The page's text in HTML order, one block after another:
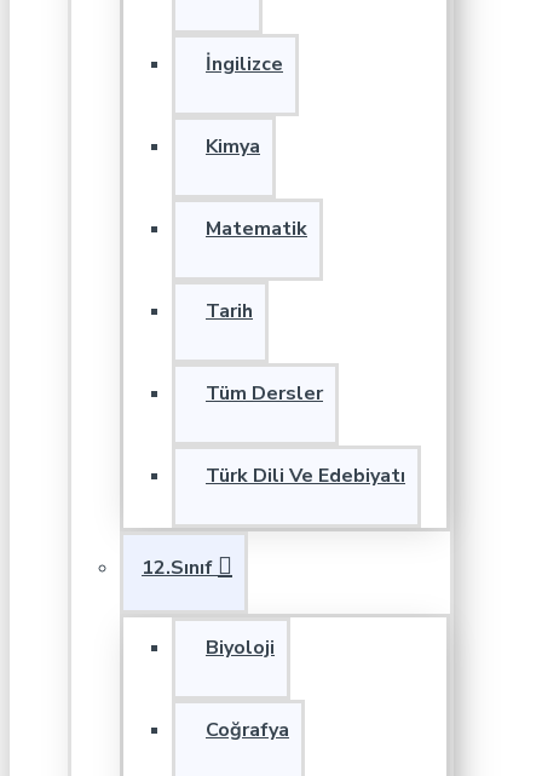
İngilizce
Kimya
Matematik
Tarih
Tüm Dersler
Türk Dili Ve Edebiyatı
12.Sınıf
Biyoloji
Coğrafya